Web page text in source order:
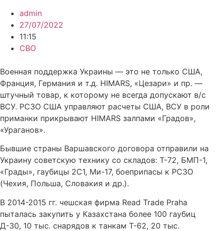
admin
27/07/2022
11:15
СВО
Военная поддержка Украины — это не только США,
Франция, Германия и т.д. HIMARS, «Цезари» и пр. —
штучный товар, к которому не всегда допускают в/с
ВСУ. РСЗО США управляют расчеты США, ВСУ в роли
приманки прикрывают HIMARS залпами «Градов»,
«Ураганов».
Бывшие страны Варшавского договора отправили на
Украину советскую технику со складов: Т-72, БМП-1,
«Грады», гаубицы 2С1, Ми-17, боеприпасы к РСЗО
(Чехия, Польша, Словакия и др.).
В 2014-2015 гг. чешская фирма Read Trade Praha
пыталась закупить у Казахстана более 100 гаубиц
Д-30, 10 тыс. снарядов к танкам Т-62, 20 тыс.